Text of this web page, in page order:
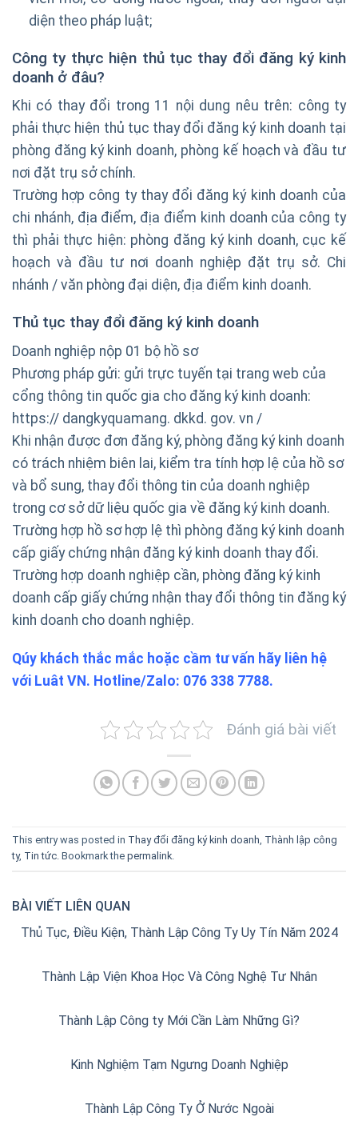
diện theo pháp luật;
Công ty thực hiện thủ tục thay đổi đăng ký kinh
doanh ở đâu?
Khi có thay đổi trong 11 nội dung nêu trên: công ty
phải thực hiện thủ tục thay đổi đăng ký kinh doanh tại
phòng đăng ký kinh doanh, phòng kế hoạch và đầu tư
nơi đặt trụ sở chính.
Trường hợp công ty thay đổi đăng ký kinh doanh của
chi nhánh, địa điểm, địa điểm kinh doanh của công ty
thì phải thực hiện: phòng đăng ký kinh doanh, cục kế
hoạch và đầu tư nơi doanh nghiệp đặt trụ sở. Chi
nhánh / văn phòng đại diện, địa điểm kinh doanh.
Thủ tục thay đổi đăng ký kinh doanh
Doanh nghiệp nộp 01 bộ hồ sơ
Phương pháp gửi: gửi trực tuyến tại trang web của
cổng thông tin quốc gia cho đăng ký kinh doanh:
https:// dangkyquamang. dkkd. gov. vn /
Khi nhận được đơn đăng ký, phòng đăng ký kinh doanh
có trách nhiệm biên lai, kiểm tra tính hợp lệ của hồ sơ
và bổ sung, thay đổi thông tin của doanh nghiệp
trong cơ sở dữ liệu quốc gia về đăng ký kinh doanh.
Trường hợp hồ sơ hợp lệ thì phòng đăng ký kinh doanh
cấp giấy chứng nhận đăng ký kinh doanh thay đổi.
Trường hợp doanh nghiệp cần, phòng đăng ký kinh
doanh cấp giấy chứng nhận thay đổi thông tin đăng ký
kinh doanh cho doanh nghiệp.
Qúy khách thắc mắc hoặc cầm tư vấn hãy liên hệ
với Luât VN. Hotline/Zalo: 076 338 7788.
Đánh giá bài viết
This entry was posted in Thay đổi đăng ký kinh doanh, Thành lập công
ty, Tin tức. Bookmark the permalink.
BÀI VIẾT LIÊN QUAN
Thủ Tục, Điều Kiện, Thành Lập Công Ty Uy Tín Năm 2024
Thành Lập Viện Khoa Học Và Công Nghệ Tư Nhân
Thành Lập Công ty Mới Cần Làm Những Gì?
Kinh Nghiệm Tạm Ngưng Doanh Nghiệp
Thành Lập Công Ty Ở Nước Ngoài